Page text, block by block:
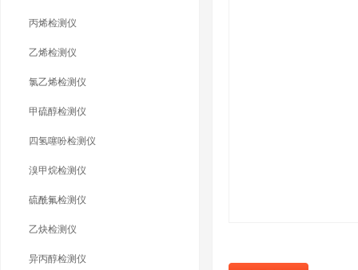
丙烯检测仪
乙烯检测仪
氯乙烯检测仪
甲硫醇检测仪
四氢噻吩检测仪
溴甲烷检测仪
硫酰氟检测仪
乙炔检测仪
异丙醇检测仪